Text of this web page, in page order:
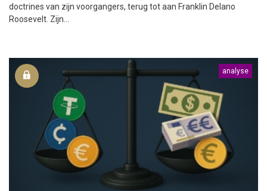
doctrines van zijn voorgangers, terug tot aan Franklin Delano
Roosevelt. Zijn...
analyse